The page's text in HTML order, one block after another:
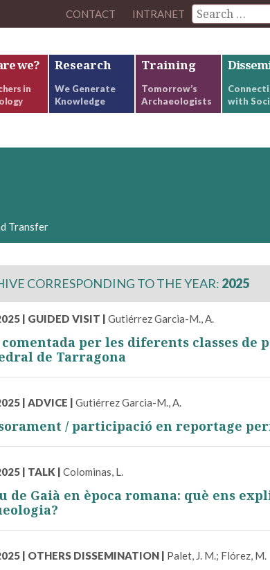
CONTACT INTRANET
we?
in
Research
We Generate
Knowledge
Training
Tomorrow’s
Archaeologists
with
Transfer
CORRESPONDING TO THE YEAR: 2025
| GUIDED VISIT | Gutiérrez Garcia-M., A.
per les diferents classes de
de Tarragona
| ADVICE | Gutiérrez Garcia-M., A.
/ participació en reportage
| TALK | Colominas, L.
de Gaià en època romana: què ens
| OTHERS DISSEMINATION | Palet, J. M.; Flórez, M.